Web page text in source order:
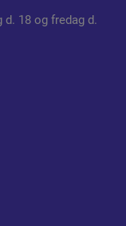
18 og fredag d.